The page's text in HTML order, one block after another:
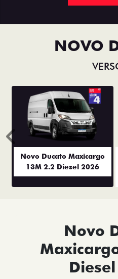
NOVO
Novo Ducato Maxicargo
13M 2.2 Diesel 2026
Anterior
Novo